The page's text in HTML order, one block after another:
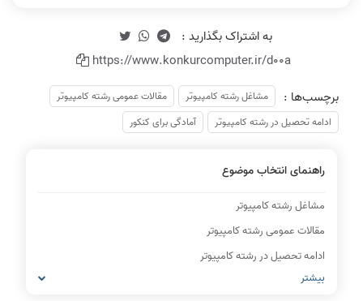
https://www.konkurcomputer.ir/d00a
برچسب‌ها :
مشاغل رشته کامپیوتر
مقالات عمومی رشته کامپیوتر
ادامه تحصیل در رشته کامپیوتر
آمادگی برای کنکور
راهنمای انتخاب موضوع
مشاغل رشته کامپیوتر
مقالات عمومی رشته کامپیوتر
ادامه تحصیل در رشته کامپیوتر
آمادگی برای کنکور
بیشتر